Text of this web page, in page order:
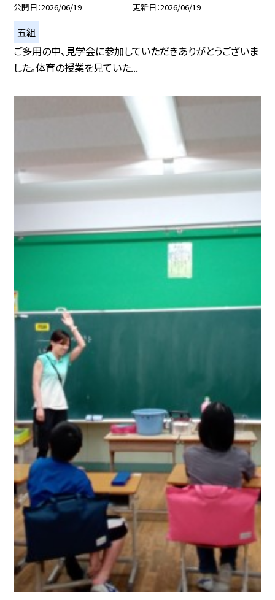
公開日 2026/06/19 更新日 2026/06/19
五組
ご多用の中、見学会に参加していただきありがとうございま
した。体育の授業を見ていた...